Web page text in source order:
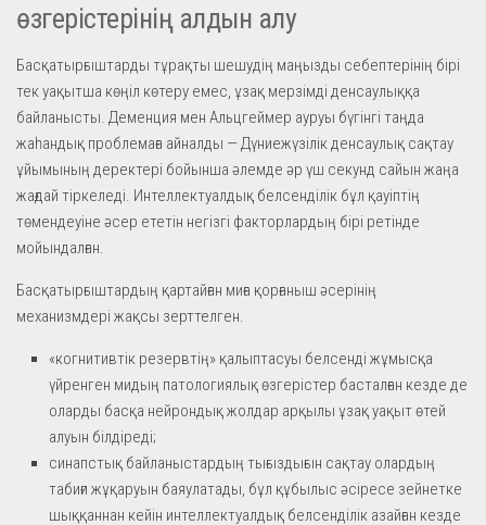
өзгерістерінің алдын алу
Басқатырғыштарды тұрақты шешудің маңызды себептерінің бірі
тек уақытша көңіл көтеру емес, ұзақ мерзімді денсаулыққа
байланысты. Демeнция мен Альцгеймер ауруы бүгінгі таңда
жаһандық проблемаға айналды — Дүниежүзілік денсаулық сақтау
ұйымының деректері бойынша әлемде әр үш секунд сайын жаңа
жағдай тіркеледі. Интеллектуалдық белсенділік бұл қауіптің
төмендеуіне әсер ететін негізгі факторлардың бірі ретінде
мойындалған.
Басқатырғыштардың қартайған миға қорғаныш әсерінің
механизмдері жақсы зерттелген.
«когнитивтік резервтің» қалыптасуы белсенді жұмысқа
үйренген мидың патологиялық өзгерістер басталған кезде де
оларды басқа нейрондық жолдар арқылы ұзақ уақыт өтей
алуын білдіреді;
синапстық байланыстардың тығыздығын сақтау олардың
табиғи жұқаруын баяулатады, бұл құбылыс әсіресе зейнетке
шыққаннан кейін интеллектуалдық белсенділік азайған кезде